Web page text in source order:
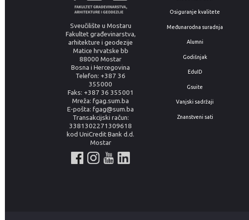
Sveučilište u Mostaru
Fakultet građevinarstva,
arhitekture i geodezije
Matice hrvatske bb
88000 Mostar
Bosna i Hercegovina
Telefon: +387 36
355000
Faks: +387 36 355001
Mreža: fgag.sum.ba
E-pošta: fgag@sum.ba
Transakcijski račun:
3381302271309618
kod UniCredit Bank d.d.
Mostar
Osiguranje kvalitete
Međunarodna suradnja
Alumni
Godišnjak
EduID
Gsuite
Vanjski sadržaji
Znanstveni sati